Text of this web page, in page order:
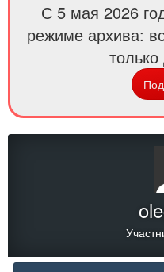
С 5 мая 2026
режиме архива: